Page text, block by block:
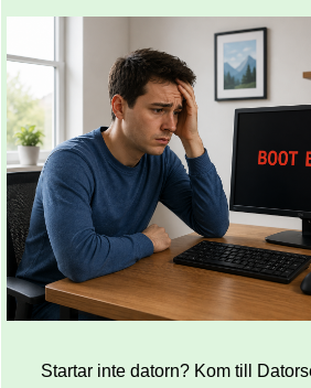
Startar inte datorn? Kom till